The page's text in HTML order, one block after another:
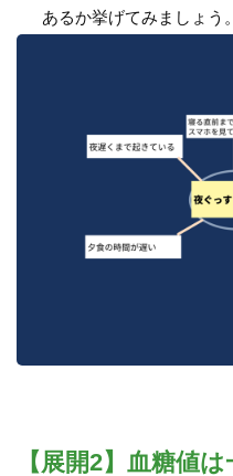
あるか挙げてみましょ
【展開2】血糖値